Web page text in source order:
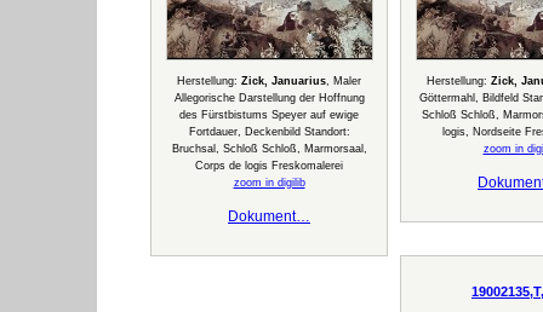
Herstellung: Zick, Januarius, Maler
Allegorische Darstellung der Hoffnung
des Fürstbistums Speyer auf ewige
Fortdauer, Deckenbild Standort:
Bruchsal, Schloß Schloß, Marmorsaal,
Corps de logis Freskomalerei
zoom in digilib
Dokument…
Herstellung: Zick,
Göttermahl, Bildfeld
Schloß Schloß,
logis, Nordseite
zoom in